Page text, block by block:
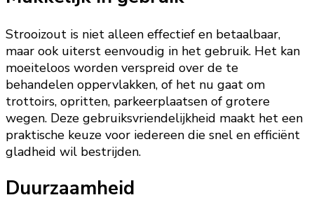
Strooizout is niet alleen effectief en betaalbaar,
maar ook uiterst eenvoudig in het gebruik. Het kan
moeiteloos worden verspreid over de te
behandelen oppervlakken, of het nu gaat om
trottoirs, opritten, parkeerplaatsen of grotere
wegen. Deze gebruiksvriendelijkheid maakt het een
praktische keuze voor iedereen die snel en efficiënt
gladheid wil bestrijden.
Duurzaamheid